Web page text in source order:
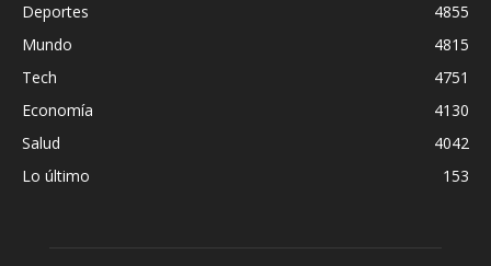
Deportes
4855
Mundo
4815
Tech
4751
Economía
4130
Salud
4042
Lo último
153